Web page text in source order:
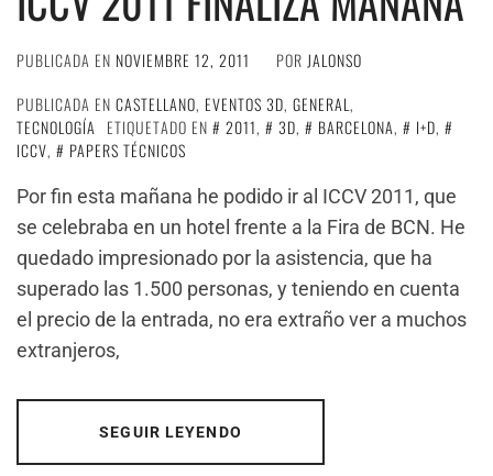
PUBLICADA EN NOVIEMBRE 12, 2011 POR JALONSO
PUBLICADA EN CASTELLANO, EVENTOS 3D, GENERAL,
TECNOLOGÍA
ETIQUETADO EN 2011, 3D, BARCELONA, I+D,
ICCV,
PAPERS TÉCNICOS
Por fin esta mañana he podido ir al ICCV 2011, que
se celebraba en un hotel frente a la Fira de BCN. He
quedado impresionado por la asistencia, que ha
superado las 1.500 personas, y teniendo en cuenta
el precio de la entrada, no era extraño ver a muchos
extranjeros,
SEGUIR LEYENDO